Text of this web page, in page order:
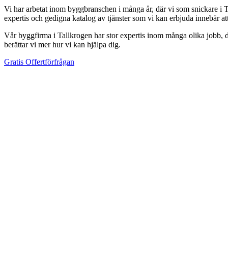
Vi har arbetat inom byggbranschen i många år, där vi som snickare
expertis och gedigna katalog av tjänster som vi kan erbjuda innebär
Vår byggfirma i Tallkrogen har stor expertis inom många olika
berättar vi mer hur vi kan hjälpa dig.
Gratis Offertförfrågan